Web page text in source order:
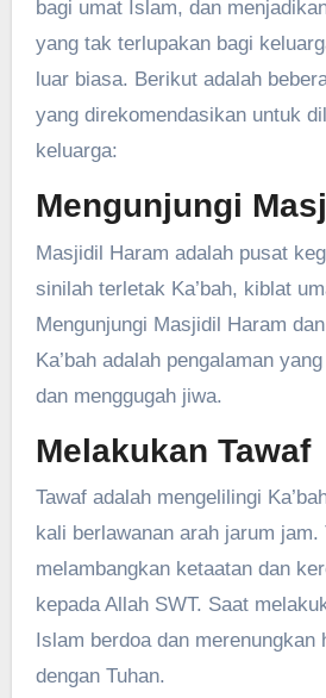
bagi umat Islam, dan
yang tak terlupakan bagi
luar biasa. Berikut adalah
yang direkomendasikan untuk
keluarga:
Mengunjungi
Masjidil Haram adalah pusat
sinilah terletak Ka’bah, kiblat
Mengunjungi Masjidil Haram
Ka’bah adalah pengalaman
dan menggugah jiwa.
Melakukan Tawaf
Tawaf adalah mengelilingi
kali berlawanan arah jarum jam.
melambangkan ketaatan dan
kepada Allah SWT. Saat
Islam berdoa dan merenungkan
dengan Tuhan.